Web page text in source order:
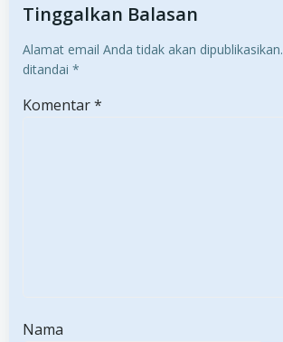
Tinggalkan Balasan
Alamat email Anda tidak akan dipublikasikan.
ditandai *
Komentar*
Nama